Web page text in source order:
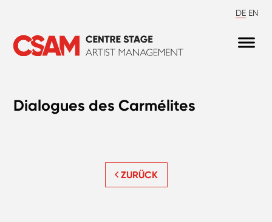
DE EN
Dialogues des Carmélites
ZURÜCK